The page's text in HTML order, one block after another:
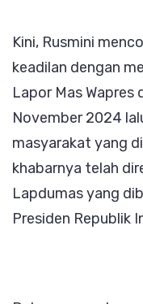
Kini, Rusmini
keadilan dengan
Lapor Mas Wapres
November 2024
masyarakat yang
khabarnya telah
Lapdumas yang
Presiden Republik